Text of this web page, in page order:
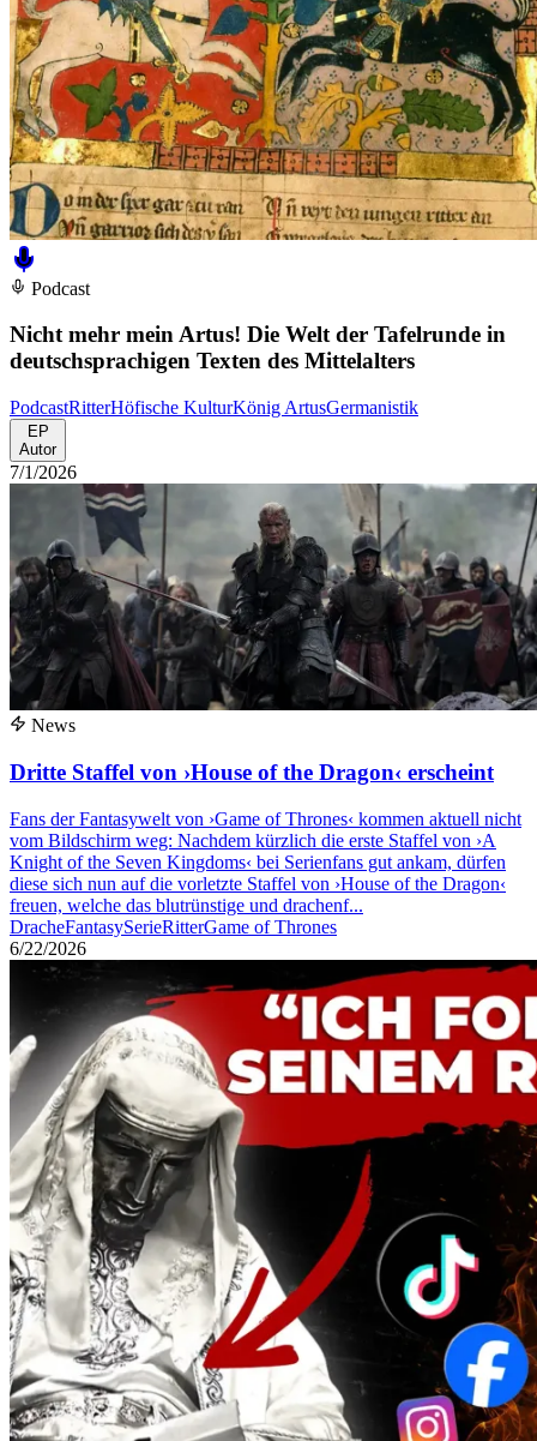
Podcast
Nicht mehr mein Artus! Die Welt der Tafelrunde in
deutschsprachigen Texten des Mittelalters
PodcastRitterHöfische KulturKönig ArtusGermanistik
EP
Autor
7/1/2026
News
Dritte Staffel von ›House of the Dragon‹ erscheint
Fans der Fantasywelt von ›Game of Thrones‹ kommen aktuell nicht
vom Bildschirm weg: Nachdem kürzlich die erste Staffel von ›A
Knight of the Seven Kingdoms‹ bei Serienfans gut ankam, dürfen
diese sich nun auf die vorletzte Staffel von ›House of the Dragon‹
freuen, welche das blutrünstige und drachenf...
DracheFantasySerieRitterGame of Thrones
6/22/2026